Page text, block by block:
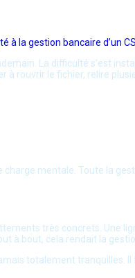
à la gestion bancaire d’un
La difficulté s’est
rouvrir le fichier, relire
mentale. Toute la
très concrets.
à bout, cela rendait la
totalement tranquilles.